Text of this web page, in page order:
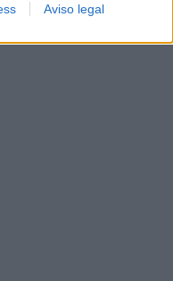
Aviso legal